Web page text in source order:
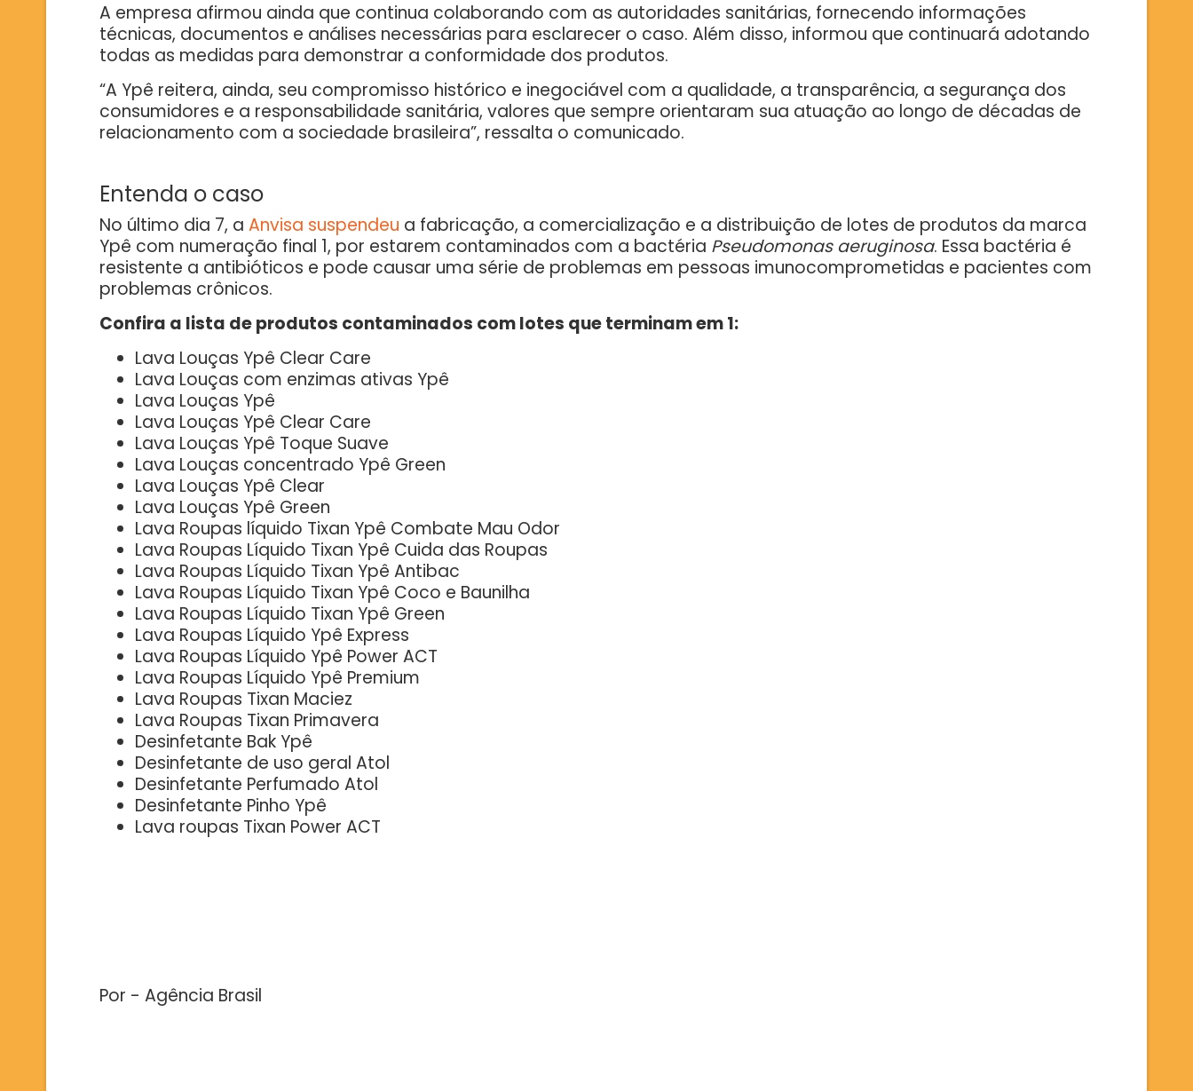
A empresa afirmou ainda que continua colaborando com as autoridades sanitárias, fornecendo informações
técnicas, documentos e análises necessárias para esclarecer o caso. Além disso, informou que continuará adotando
todas as medidas para demonstrar a conformidade dos produtos.
“A Ypê reitera, ainda, seu compromisso histórico e inegociável com a qualidade, a transparência, a segurança dos
consumidores e a responsabilidade sanitária, valores que sempre orientaram sua atuação ao longo de décadas de
relacionamento com a sociedade brasileira”, ressalta o comunicado.
Entenda o caso
No último dia 7, a Anvisa suspendeu a fabricação, a comercialização e a distribuição de lotes de produtos da marca
Ypê com numeração final 1, por estarem contaminados com a bactéria Pseudomonas aeruginosa. Essa bactéria é
resistente a antibióticos e pode causar uma série de problemas em pessoas imunocomprometidas e pacientes com
problemas crônicos.
Confira a lista de produtos contaminados com lotes que terminam em 1:
Lava Louças Ypê Clear Care
Lava Louças com enzimas ativas Ypê
Lava Louças Ypê
Lava Louças Ypê Clear Care
Lava Louças Ypê Toque Suave
Lava Louças concentrado Ypê Green
Lava Louças Ypê Clear
Lava Louças Ypê Green
Lava Roupas líquido Tixan Ypê Combate Mau Odor
Lava Roupas Líquido Tixan Ypê Cuida das Roupas
Lava Roupas Líquido Tixan Ypê Antibac
Lava Roupas Líquido Tixan Ypê Coco e Baunilha
Lava Roupas Líquido Tixan Ypê Green
Lava Roupas Líquido Ypê Express
Lava Roupas Líquido Ypê Power ACT
Lava Roupas Líquido Ypê Premium
Lava Roupas Tixan Maciez
Lava Roupas Tixan Primavera
Desinfetante Bak Ypê
Desinfetante de uso geral Atol
Desinfetante Perfumado Atol
Desinfetante Pinho Ypê
Lava roupas Tixan Power ACT
Por - Agência Brasil